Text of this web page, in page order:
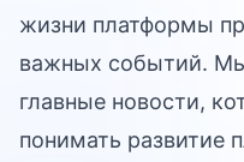
жизни платформы
важных событий.
главные новости,
понимать развитие